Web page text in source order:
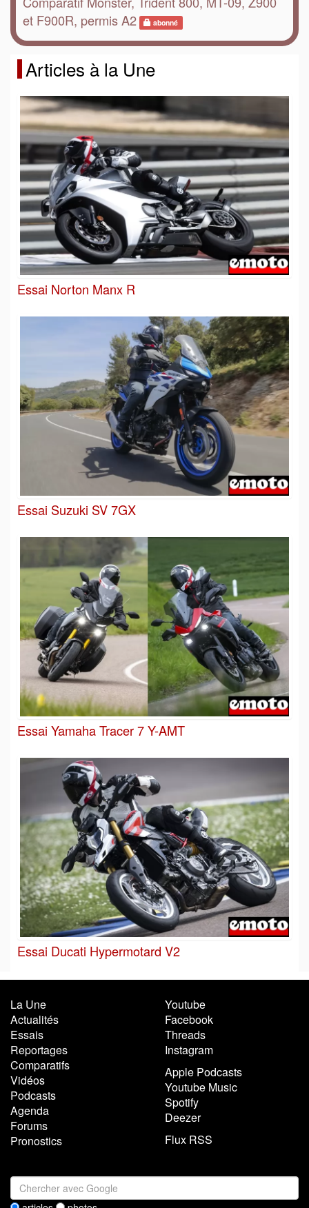
et F900R, permis A2
abonné
Articles à la Une
Essai Norton Manx R
Essai Suzuki SV 7GX
Essai Yamaha Tracer 7 Y-AMT
Essai Ducati Hypermotard V2
La Une
Actualités
Essais
Reportages
Comparatifs
Vidéos
Podcasts
Agenda
Forums
Pronostics
Youtube
Facebook
Threads
Instagram
Apple Podcasts
Youtube Music
Spotify
Deezer
Flux RSS